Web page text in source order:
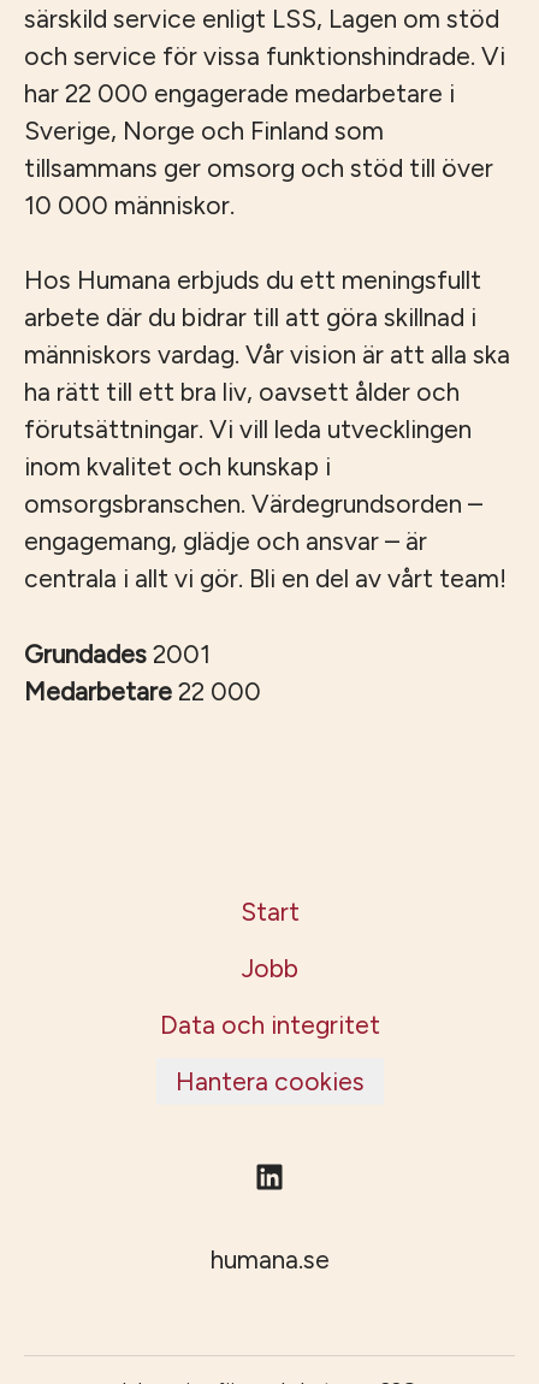
särskild service enligt LSS, Lagen om stöd
och service för vissa funktionshindrade. Vi
har 22 000 engagerade medarbetare i
Sverige, Norge och Finland som
tillsammans ger omsorg och stöd till över
10 000 människor.
Hos Humana erbjuds du ett meningsfullt
arbete där du bidrar till att göra skillnad i
människors vardag. Vår vision är att alla ska
ha rätt till ett bra liv, oavsett ålder och
förutsättningar. Vi vill leda utvecklingen
inom kvalitet och kunskap i
omsorgsbranschen. Värdegrundsorden –
engagemang, glädje och ansvar – är
centrala i allt vi gör. Bli en del av vårt team!
Grundades 2001
Medarbetare 22 000
Start
Jobb
Data och integritet
Hantera cookies
humana.se